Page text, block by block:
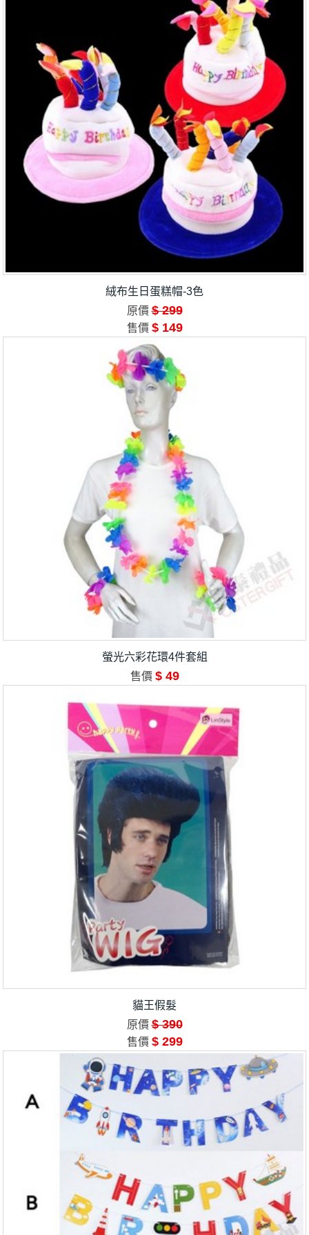
絨布生日蛋糕帽-3色
原價 $ 299
售價 $ 149
螢光六彩花環4件套組
售價 $ 49
貓王假髮
原價 $ 390
售價 $ 299